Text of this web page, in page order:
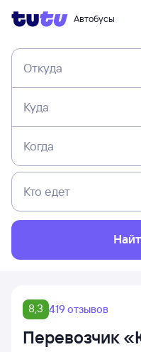
Автобусы
Откуда
Куда
Когда
Кто едет
8,3 419 отзывов
Перевозчик